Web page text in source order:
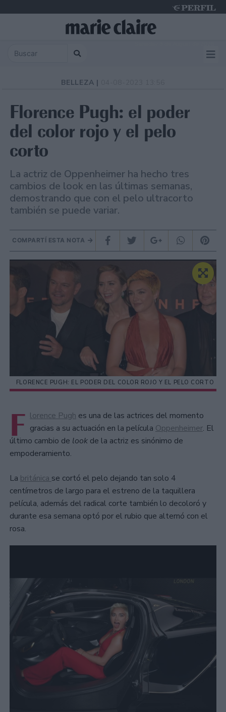
BELLEZA |
Florence Pugh: el poder
del color rojo y el pelo
corto
La actriz de Oppenheimer ha hecho tres
cambios de look en las últimas semanas,
demostrando que con el pelo ultracorto
también se puede variar.
COMPARTÍ ESTA NOTA
FLORENCE PUGH: EL PODER DEL COLOR ROJO Y EL PELO CORTO
F lorence Pugh es una de las actrices del momento
gracias a su actuación en la película Oppenheimer. El
último cambio de look de la actriz es sinónimo de
empoderamiento.
La británica se cortó el pelo dejando tan solo 4
centímetros de largo para el estreno de la taquillera
película, además del radical corte también lo decoloró y
durante esa semana optó por el rubio que alternó con el
rosa.